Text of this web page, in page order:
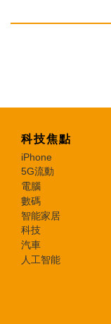
科技焦點
iPhone
5G流動
電腦
數碼
智能家居
科技
汽車
人工智能